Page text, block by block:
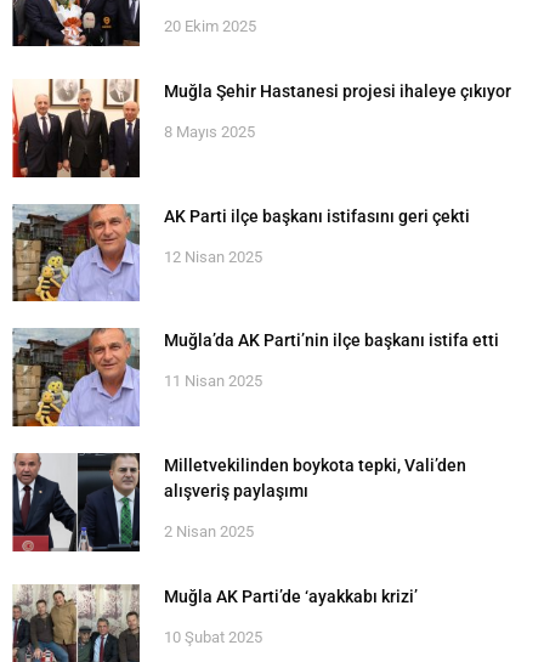
20 Ekim 2025
Muğla Şehir Hastanesi projesi ihaleye çıkıyor
8 Mayıs 2025
AK Parti ilçe başkanı istifasını geri çekti
12 Nisan 2025
Muğla’da AK Parti’nin ilçe başkanı istifa etti
11 Nisan 2025
Milletvekilinden boykota tepki, Vali’den
alışveriş paylaşımı
2 Nisan 2025
Muğla AK Parti’de ‘ayakkabı krizi’
10 Şubat 2025